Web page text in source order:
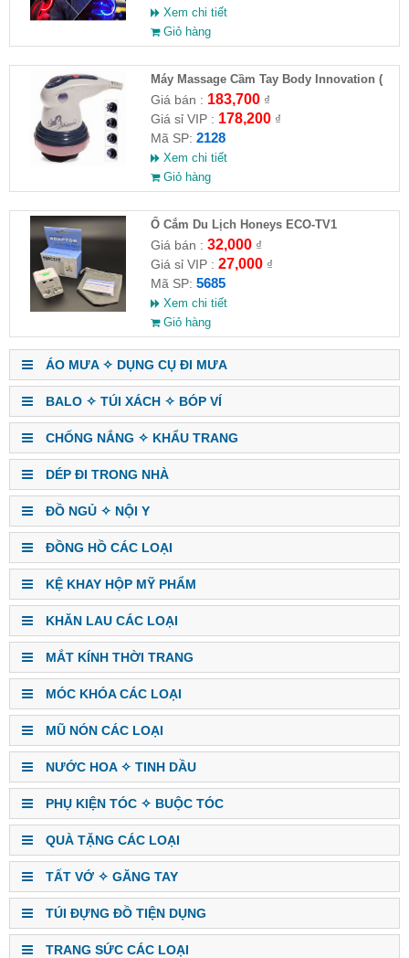
Xem chi tiết
Giỏ hàng
Máy Massage Cầm Tay Body Innovation (
HĐ )
Giá bán : 183,700₫
Giá sỉ VIP : 178,200₫
Mã SP: 2128
Xem chi tiết
Giỏ hàng
Ổ Cắm Du Lịch Honeys ECO-TV1
Giá bán : 32,000₫
Giá sỉ VIP : 27,000₫
Mã SP: 5685
Xem chi tiết
Giỏ hàng
ÁO MƯA ✧ DỤNG CỤ ĐI MƯA
BALO ✧ TÚI XÁCH ✧ BÓP VÍ
CHỐNG NẮNG ✧ KHẨU TRANG
DÉP ĐI TRONG NHÀ
ĐỒ NGỦ ✧ NỘI Y
ĐỒNG HỒ CÁC LOẠI
KỆ KHAY HỘP MỸ PHẨM
KHĂN LAU CÁC LOẠI
MẮT KÍNH THỜI TRANG
MÓC KHÓA CÁC LOẠI
MŨ NÓN CÁC LOẠI
NƯỚC HOA ✧ TINH DẦU
PHỤ KIỆN TÓC ✧ BUỘC TÓC
QUÀ TẶNG CÁC LOẠI
TẤT VỚ ✧ GĂNG TAY
TÚI ĐỰNG ĐỒ TIỆN DỤNG
TRANG SỨC CÁC LOẠI